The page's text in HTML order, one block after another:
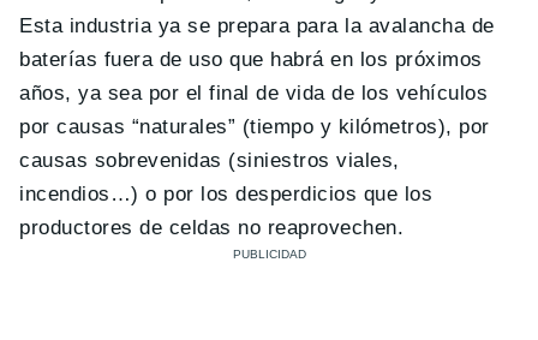
Esta industria ya se prepara para la avalancha de
baterías fuera de uso que habrá en los próximos
años, ya sea por el final de vida de los vehículos
por causas “naturales” (tiempo y kilómetros), por
causas sobrevenidas (siniestros viales,
incendios…) o por los desperdicios que los
productores de celdas no reaprovechen.